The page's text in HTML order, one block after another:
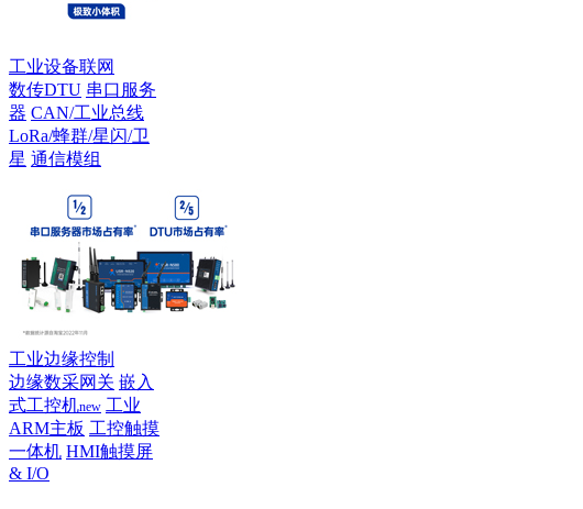
工业设备联网
数传DTU 串口服务
器 CAN/工业总线
LoRa/蜂群/星闪/卫
星 通信模组
工业边缘控制
边缘数采网关 嵌入
式工控机new 工业
ARM主板 工控触摸
一体机 HMI触摸屏
& I/O